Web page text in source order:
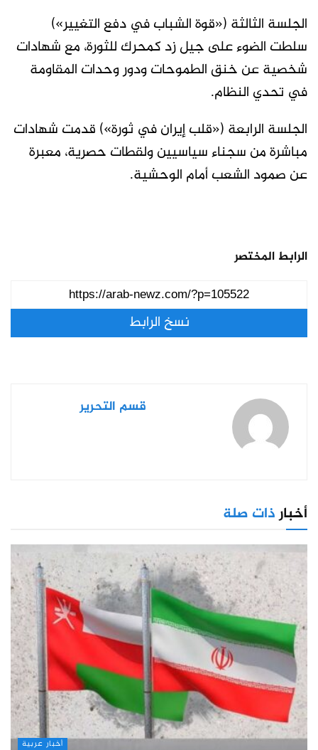
الجلسة الثالثة («قوة الشباب في دفع التغيير»)
سلطت الضوء على جيل زد كمحرك للثورة، مع شهادات
شخصية عن خنق الطموحات ودور وحدات المقاومة
في تحدي النظام.
الجلسة الرابعة («قلب إيران في ثورة») قدمت شهادات
مباشرة من سجناء سياسيين ولقطات حصرية، معبرة
عن صمود الشعب أمام الوحشية.
الرابط المختصر
نسخ الرابط
قسم التحرير
أخبارذات صلة
أخبار عربية